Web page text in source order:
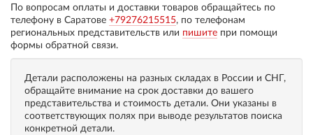
По вопросам оплаты и доставки товаров обращайтесь по
телефону в Саратове +79276215515, по телефонам
региональных представительств или пишите при помощи
формы обратной связи.
Детали расположены на разных складах в России и СНГ,
обращайте внимание на срок доставки до вашего
представительства и стоимость детали. Они указаны в
соответствующих полях при выводе результатов поиска
конкретной детали.